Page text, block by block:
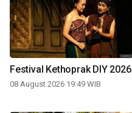
Festival Kethoprak DIY 2026
08 August 2026 19:49 WIB